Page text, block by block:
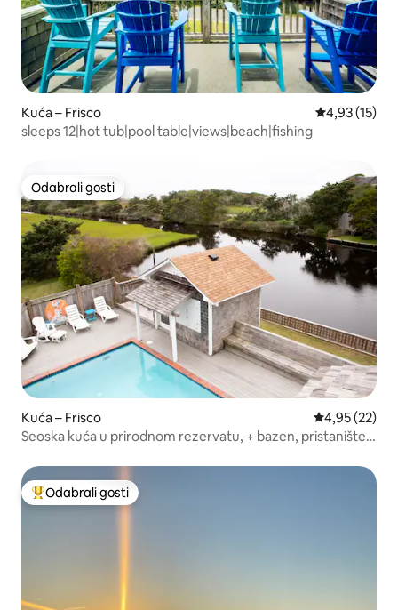
Kuća – Frisco Prosječna
4,93 (15)
sleeps 12|hot tub|pool table|views|beach|fishing
Odabrali gosti
Odabrali gosti
Kuća – Frisco Prosječna
4,95 (22)
Seoska kuća u prirodnom rezervatu, + bazen, pristanište,
Među najviše rangiranima s oznakom „Odabrali gosti”
Odabrali gosti